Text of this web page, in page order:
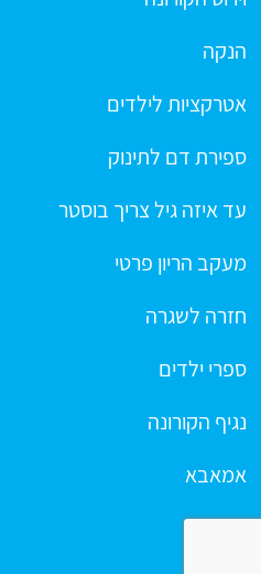
הנקה
אטרקציות לילדים
ספירת דם לתינוק
עד איזה גיל צריך בוסטר
מעקב הריון פרטי
חזרה לשגרה
ספרי ילדים
נגיף הקורונה
אמאבא